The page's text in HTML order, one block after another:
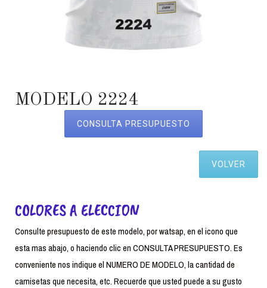
MODELO 2224
CONSULTA PRESUPUESTO
VOLVER
COLORES A ELECCION
Consulte presupuesto de este modelo, por watsap, en el icono que
esta mas abajo, o haciendo clic en CONSULTA PRESUPUESTO. Es
conveniente nos indique el NUMERO DE MODELO, la cantidad de
camisetas que necesita, etc. Recuerde que usted puede a su gusto